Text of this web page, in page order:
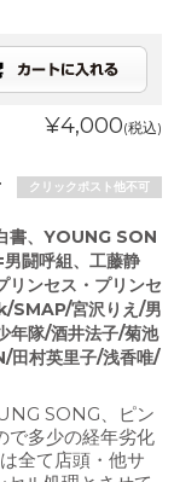
¥4,000(税込)
クリックポスト他不可
書、YOUNG SON
闘呼組、工藤静
リンセス・プリンセ
SMAP/宮沢りえ/男
年隊/酒井法子/菊池
田村英里子/浅香唯/
SONG、ピン
で多少の経年劣化
全て店頭・他サ